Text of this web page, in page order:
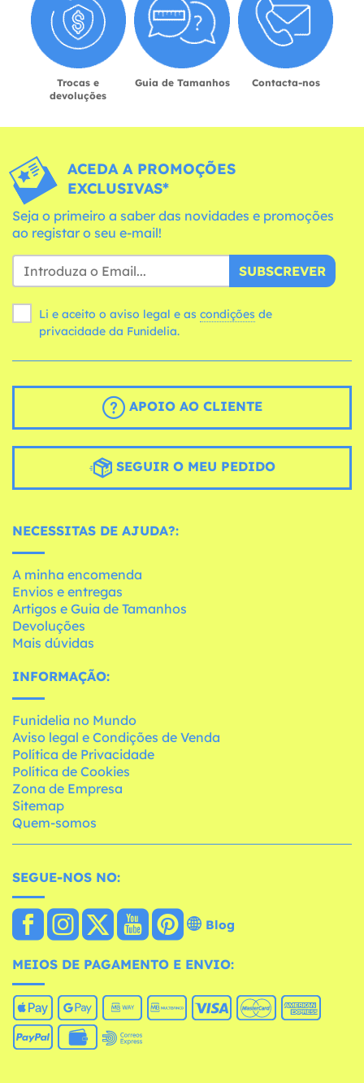
Trocas e
devoluções
Guia de Tamanhos Contacta-nos
ACEDA A PROMOÇÕES
EXCLUSIVAS*
Seja o primeiro a saber das novidades e promoções
ao registar o seu e-mail!
SUBSCREVER
Li e aceito o aviso legal e as condições
privacidade da Funidelia.
APOIO AO CLIENTE
SEGUIR O MEU PEDIDO
NECESSITAS DE AJUDA?:
A minha encomenda
Envios e entregas
Artigos e Guia de Tamanhos
Devoluções
Mais dúvidas
INFORMAÇÃO:
Funidelia no Mundo
Aviso legal e Condições de Venda
Política de Privacidade
Política de Cookies
Zona de Empresa
Sitemap
Quem-somos
SEGUE-NOS NO:
Blog
MEIOS DE PAGAMENTO E ENVIO: